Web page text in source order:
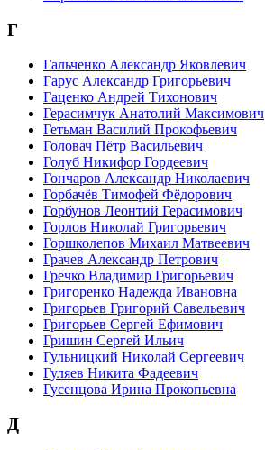
Г
Гальченко Александр Яковлевич
Гарус Александр Григорьевич
Гаценко Андрей Тихонович
Герасимчук Анатолий Максимович
Гетьман Василий Прокофьевич
Головач Пётр Васильевич
Голуб Никифор Гордеевич
Гончаров Александр Николаевич
Горбачёв Тимофей Фёдорович
Горбунов Леонтий Герасимович
Горлов Николай Григорьевич
Горшколепов Михаил Матвеевич
Грачев Александр Петрович
Гречко Владимир Григорьевич
Григоренко Надежда Ивановна
Григорьев Григорий Савельевич
Григорьев Сергей Ефимович
Гришин Сергей Ильич
Гульницкий Николай Сергеевич
Гуляев Никита Фадеевич
Гусенцова Ирина Прокопьевна
Д